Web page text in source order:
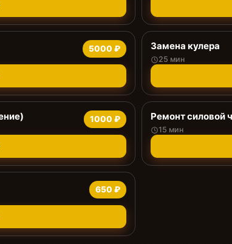
5000 ₽ Замена кулера
25 мин
1000 ₽ Ремонт силовой
15 мин
650 ₽